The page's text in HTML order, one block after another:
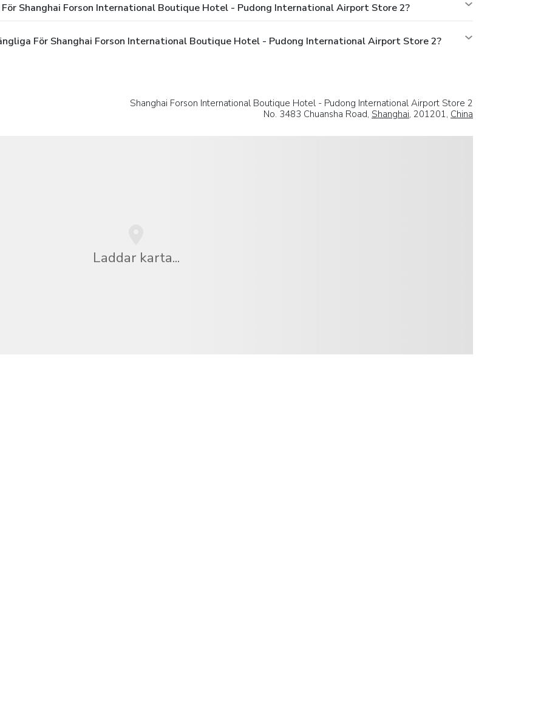
Shanghai Forson International Boutique Hotel - Pudong International Airport Store 2?
För Shanghai Forson International Boutique Hotel - Pudong International Airport Store 2?
Shanghai Forson International Boutique Hotel - Pudong International Airport Store 2
No. 3483 Chuansha Road, Shanghai, 201201, China
Laddar karta...